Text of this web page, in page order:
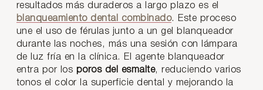
resultados más duraderos a largo plazo es el
blanqueamiento dental combinado. Este proceso
une el uso de férulas junto a un gel blanqueador
durante las noches, más una sesión con lámpara
de luz fría en la clínica. El agente blanqueador
entra por los poros del esmalte, reduciendo varios
tonos el color la superficie dental y mejorando la